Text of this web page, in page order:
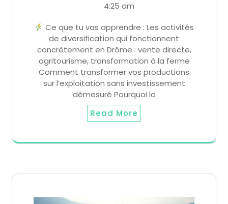
4:25 am
Ce que tu vas apprendre : Les activités
de diversification qui fonctionnent
concrètement en Drôme : vente directe,
agritourisme, transformation à la ferme
Comment transformer vos productions
sur l’exploitation sans investissement
démesuré Pourquoi la
Read More